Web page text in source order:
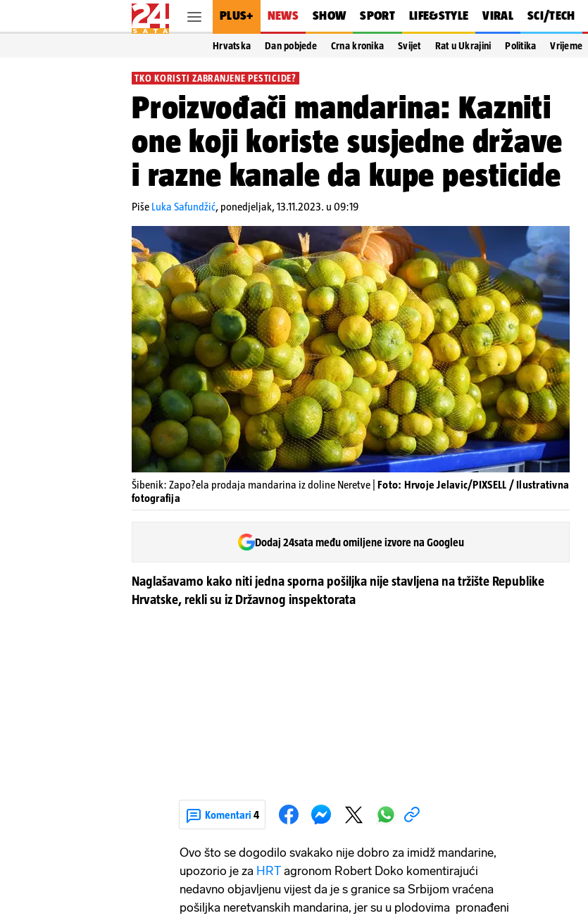
PLUS+ NEWS SHOW SPORT LIFE&STYLE VIRAL SCI/TECH
Hrvatska Dan pobjede Crna kronika Svijet Rat u Ukrajini Politika Vrijeme
TKO KORISTI ZABRANJENE PESTICIDE?
Proizvođači mandarina: Kazniti
one koji koriste susjedne države
i razne kanale da kupe pesticide
Piše Luka Safundžić, ponedjeljak, 13.11.2023. u 09:19
Šibenik: Zapo?ela prodaja mandarina iz doline Neretve | Foto: Hrvoje Jelavic/PIXSELL / Ilustrativna
fotografija
Dodaj 24sata među omiljene izvore na Googleu
Naglašavamo kako niti jedna sporna pošiljka nije stavljena na tržište Republike
Hrvatske, rekli su iz Državnog inspektorata
Komentari 4
Ovo što se dogodilo svakako nije dobro za imidž mandarine,
upozorio je za HRT agronom Robert Doko komentirajući
nedavno objavljenu vijest da je s granice sa Srbijom vraćena
pošiljka neretvanskih mandarina, jer su u plodovima pronađeni